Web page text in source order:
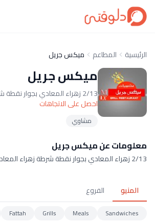
الرئيسية المطاعم ميكس جريل
ميكس جريل
2/13 زهراء المعادي بجوار نقطة شرطة زهراء المعادي
احصل على الاتجاهات
مشاوي
معلومات عن ميكس جريل
2/13 زهراء المعادي بجوار نقطة شرطة زهراء المعادي
المنيو الفروع
Sandwiches
Meals
Grills
Fattah